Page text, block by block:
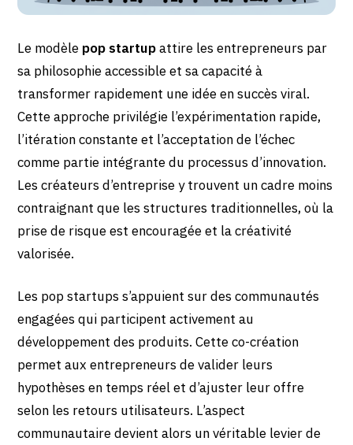
Le modèle pop startupattire les entrepreneurs par
sa philosophie accessible et sa capacité à
transformer rapidement une idée en succès viral.
Cette approche privilégie l’expérimentation rapide,
l’itération constante et l’acceptation de l’échec
comme partie intégrante du processus d’innovation.
Les créateurs d’entreprise y trouvent un cadre moins
contraignant que les structures traditionnelles, où la
prise de risque est encouragée et la créativité
valorisée.
Les pop startups s’appuient sur des communautés
engagées qui participent activement au
développement des produits. Cette co-création
permet aux entrepreneurs de valider leurs
hypothèses en temps réel et d’ajuster leur offre
selon les retours utilisateurs. L’aspect
communautaire devient alors un véritable levier de